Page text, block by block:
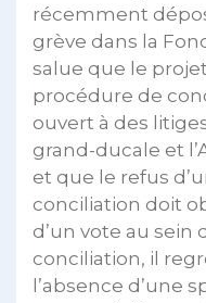
récemment
grève dans la
salue que le
procédure de
ouvert à des
grand-ducale et
et que le refus
conciliation doit
d’un vote au sein
conciliation, il
l’absence d’une